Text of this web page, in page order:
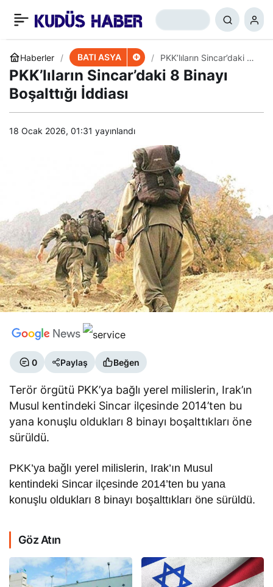
Haberler BATI ASYA
PKK’lıların Sincar’daki 8
Binayı Boşalttığı İddiası
PKK’lıların Sincar’daki 8 Binayı
Boşalttığı İddiası
18 Ocak 2026, 01:31 yayınlandı
0 Paylaş Beğen
Terör örgütü PKK’ya bağlı yerel milislerin, Irak’ın
Musul kentindeki Sincar ilçesinde 2014’ten bu
yana konuşlu oldukları 8 binayı boşalttıkları öne
sürüldü.
PKK’ya bağlı yerel milislerin, Irak’ın Musul
kentindeki Sincar ilçesinde 2014’ten bu yana
konuşlu oldukları 8 binayı boşalttıkları öne sürüldü.
Göz Atın
Fas Kralı Ortadoğu’da
Çözüme Değindi
+ 0 Paylaş